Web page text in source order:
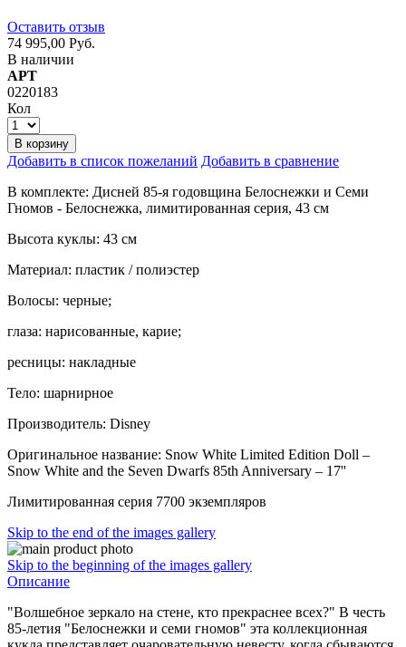
Оставить отзыв
74 995,00 Руб.
В наличии
АРТ
0220183
Кол
В корзину
Добавить в список пожеланий Добавить в сравнение
В комплекте: Дисней 85-я годовщина Белоснежки и Семи
Гномов - Белоснежка, лимитированная серия, 43 см
Высота куклы: 43 см
Материал: пластик / полиэстер
Волосы: черные;
глаза: нарисованные, карие;
ресницы: накладные
Тело: шарнирное
Производитель: Disney
Оригинальное название: Snow White Limited Edition Doll –
Snow White and the Seven Dwarfs 85th Anniversary – 17''
Лимитированная серия 7700 экземпляров
Skip to the end of the images gallery
Skip to the beginning of the images gallery
Описание
"Волшебное зеркало на стене, кто прекраснее всех?" В честь
85-летия "Белоснежки и семи гномов" эта коллекционная